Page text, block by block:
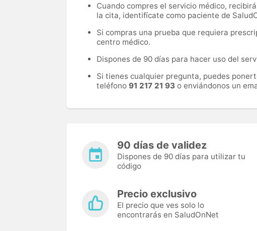
Cuando compres el servicio médico,
la cita, identifícate como paciente de
Si compras una prueba que requiera
centro médico.
Dispones de 90 días para hacer uso del
Si tienes cualquier pregunta, puedes
teléfono 91 217 21 93 o enviándonos un
90 días de validez
Dispones de 90 días para utilizar tu
código
Precio exclusivo
El precio que ves solo lo
encontrarás en SaludOnNet